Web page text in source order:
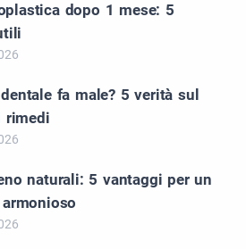
dopo 1 mese: 5
fa male? 5 verità sul
rimedi
naturali: 5 vantaggi per un